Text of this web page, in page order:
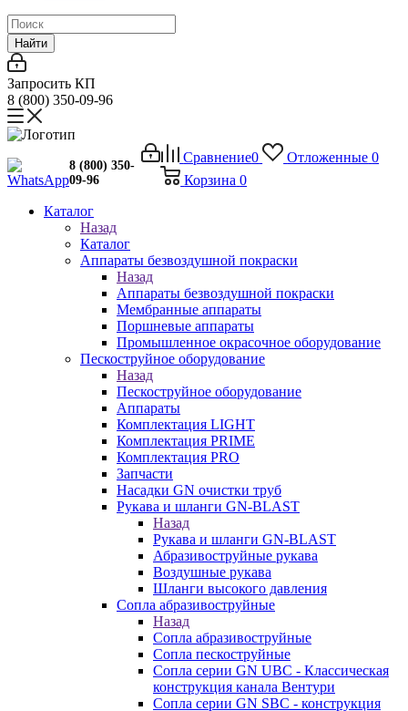
Найти
Запросить КП
8 (800) 350-09-96
Сравнение0 Отложенные 0
Корзина 0
8 (800) 350-
09-96
Каталог
Назад
Каталог
Аппараты безвоздушной покраски
Назад
Аппараты безвоздушной покраски
Мембранные аппараты
Поршневые аппараты
Промышленное окрасочное оборудование
Пескоструйное оборудование
Назад
Пескоструйное оборудование
Аппараты
Комплектация LIGHT
Комплектация PRIME
Комплектация PRO
Запчасти
Насадки GN очистки труб
Рукава и шланги GN-BLAST
Назад
Рукава и шланги GN-BLAST
Абразивоструйные рукава
Воздушные рукава
Шланги высокого давления
Сопла абразивоструйные
Назад
Сопла абразивоструйные
Сопла пескоструйные
Сопла серии GN UBC - Классическая
конструкция канала Вентури
Сопла серии GN SBC - конструкция